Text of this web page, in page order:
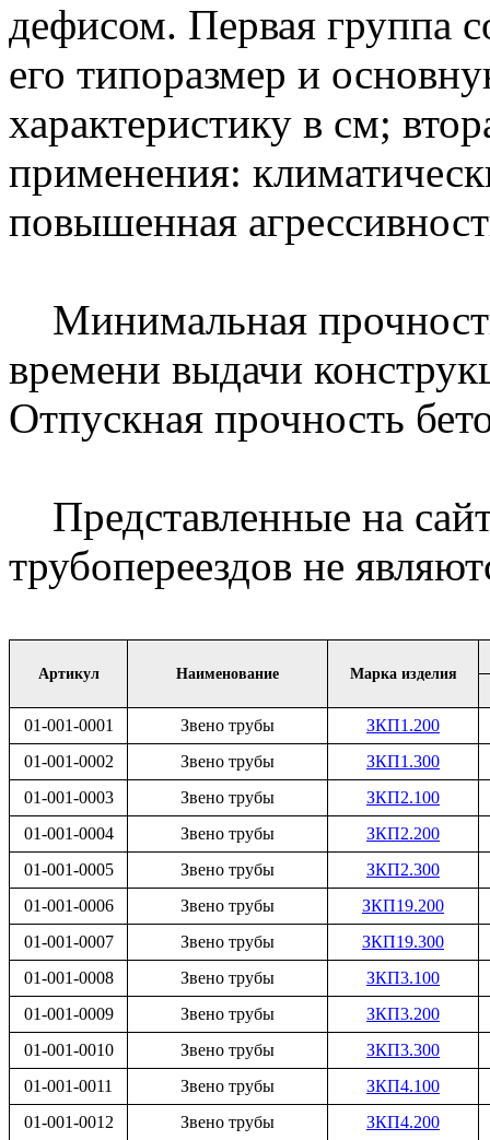
дефисом. Первая группа
его типоразмер и
характеристику в см;
применения:
повышенная
Минимальная
времени выдачи
Отпускная прочность
Представленные на
трубопереездов не
Артикул Наименование
Марка изделия
01-001-0001 Звено трубы
ЗКП1.200
01-001-0002
Звено трубы
ЗКП1.300
01-001-0003
Звено трубы
ЗКП2.100
01-001-0004
Звено трубы
ЗКП2.200
01-001-0005
Звено трубы
ЗКП2.300
01-001-0006
Звено трубы
ЗКП19.200
01-001-0007
Звено трубы
ЗКП19.300
01-001-0008
Звено трубы
ЗКП3.100
01-001-0009
Звено трубы
ЗКП3.200
01-001-0010
Звено трубы
ЗКП3.300
01-001-0011
Звено трубы
ЗКП4.100
01-001-0012
Звено трубы
ЗКП4.200